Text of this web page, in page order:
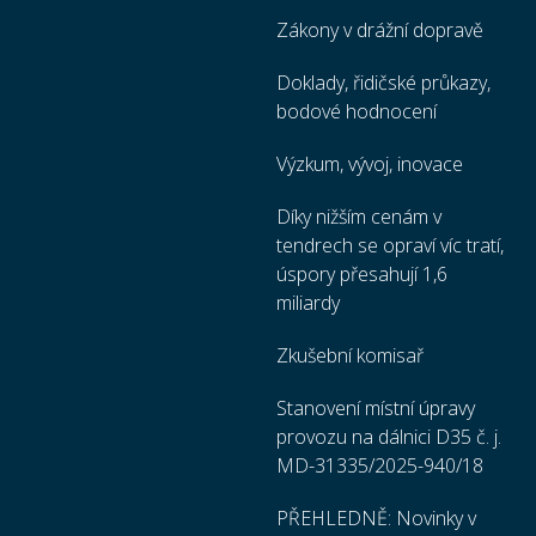
Zákony v drážní dopravě
Doklady, řidičské průkazy,
bodové hodnocení
Výzkum, vývoj, inovace
Díky nižším cenám v
tendrech se opraví víc tratí,
úspory přesahují 1,6
miliardy
Zkušební komisař
Stanovení místní úpravy
provozu na dálnici D35 č. j.
MD-31335/2025-940/18
PŘEHLEDNĚ: Novinky v